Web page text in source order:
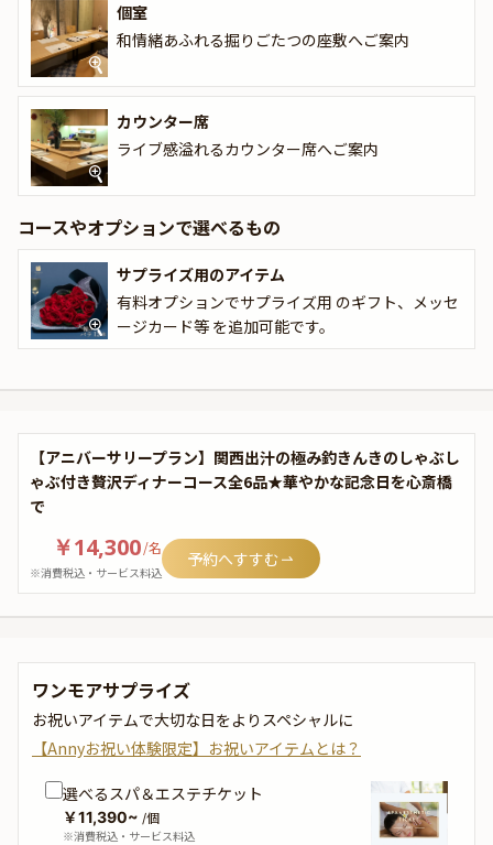
さらに本プランでは、有料オプションでアニバーサリーにぴったり
な花束・ギフト・カスタマイズ可能なメッセージカードなどをお付
けすることが出来ます。メッセージカードは着席時に、花束やギフ
トはデザートタイムにご予約主様にお渡し致しますので、サプライ
ズにお役立てください。詳しくは、本ページ中段の「お祝いアイテ
ム」の欄でお選び頂けます。
個室
和情緒あふれる掘りごたつの座敷へご案内
カウンター席
ライブ感溢れるカウンター席へご案内
コースやオプションで選べるもの
サプライズ用のアイテム
有料オプションでサプライズ用 のギフト、メッセ
ージカード等 を追加可能です。
【アニバーサリープラン】関西出汁の極み釣きんきのしゃぶし
ゃぶ付き贅沢ディナーコース全6品★華やかな記念日を心斎橋
で
￥14,300/名
※消費税込・サービス料込
予約へすすむ
ワンモアサプライズ
お祝いアイテムで大切な日をよりスペシャルに
【Annyお祝い体験限定】お祝いアイテムとは？
選べるスパ＆エステチケット
￥11,390~ /個
※消費税込・サービス料込